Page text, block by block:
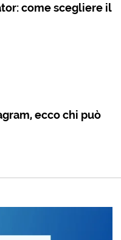
come scegliere il
ecco chi può